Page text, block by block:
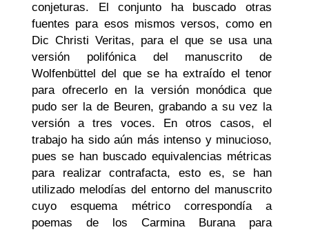
conjeturas. El conjunto ha buscado otras
fuentes para esos mismos versos, como en
Dic Christi Veritas, para el que se usa una
versión polifónica del manuscrito de
Wolfenbüttel del que se ha extraído el tenor
para ofrecerlo en la versión monódica que
pudo ser la de Beuren, grabando a su vez la
versión a tres voces. En otros casos, el
trabajo ha sido aún más intenso y minucioso,
pues se han buscado equivalencias métricas
para realizarcontrafacta, esto es, se han
utilizado melodías del entorno del manuscrito
cuyo esquema métrico correspondía a
poemas de los Carmina Burana para